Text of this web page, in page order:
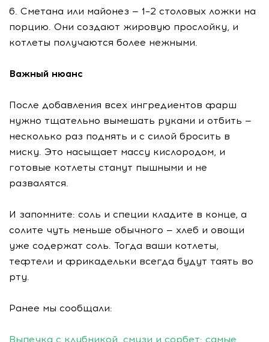
6. Сметана или майонез — 1–2 столовых ложки на
порцию. Они создают жировую прослойку, и
котлеты получаются более нежными.
Важный нюанс
После добавления всех ингредиентов фарш
нужно тщательно вымешать руками и отбить —
несколько раз поднять и с силой бросить в
миску. Это насыщает массу кислородом, и
готовые котлеты станут пышными и не
развалятся.
И запомните: соль и специи кладите в конце, а
солите чуть меньше обычного — хлеб и овощи
уже содержат соль. Тогда ваши котлеты,
тефтели и фрикадельки всегда будут таять во
рту.
Ранее мы сообщали:
Выпечка с клубникой, смузи и сорбет: самые